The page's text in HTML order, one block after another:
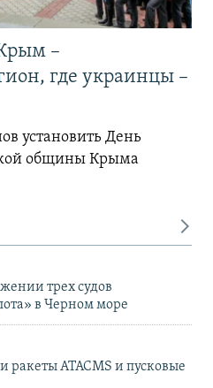
–
где украинцы –
установить День
общины Крыма
трех судов
в Черном море
ракеты ATACMS и пусковые